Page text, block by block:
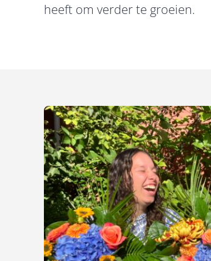
heeft om verder te groeien.